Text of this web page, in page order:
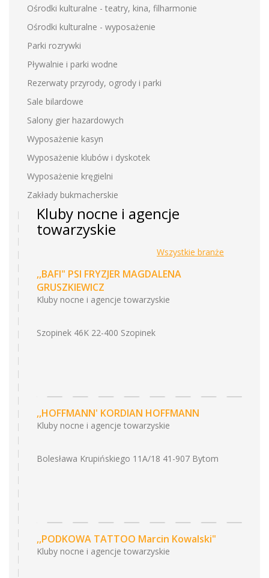
Ośrodki kulturalne - teatry, kina, filharmonie
Ośrodki kulturalne - wyposażenie
Parki rozrywki
Pływalnie i parki wodne
Rezerwaty przyrody, ogrody i parki
Sale bilardowe
Salony gier hazardowych
Wyposażenie kasyn
Wyposażenie klubów i dyskotek
Wyposażenie kręgielni
Zakłady bukmacherskie
Kluby nocne i agencje
towarzyskie
Wszystkie branże
,,BAFI" PSI FRYZJER MAGDALENA
GRUSZKIEWICZ
Kluby nocne i agencje towarzyskie
Szopinek 46K 22-400 Szopinek
,,HOFFMANN' KORDIAN HOFFMANN
Kluby nocne i agencje towarzyskie
Bolesława Krupińskiego 11A/18 41-907 Bytom
,,PODKOWA TATTOO Marcin Kowalski"
Kluby nocne i agencje towarzyskie